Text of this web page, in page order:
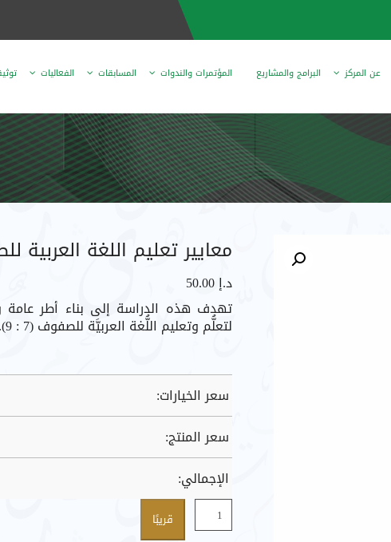
عن المركز البرامج والمشاريع المؤتمرات والندوات المسابقات الفعاليات
معايير تعليم اللغة العربية للصفوف (7 : 9)
د.إ
تهدف هذه الدراسة إلى بناء أطر
لتعلُّم وتعليم اللُّغة العربيَّة للصفوف (7 : 9).
سعر الخيارات:
سعر المنتج:
الإجمالي:
كمية
معايير
قريبًا